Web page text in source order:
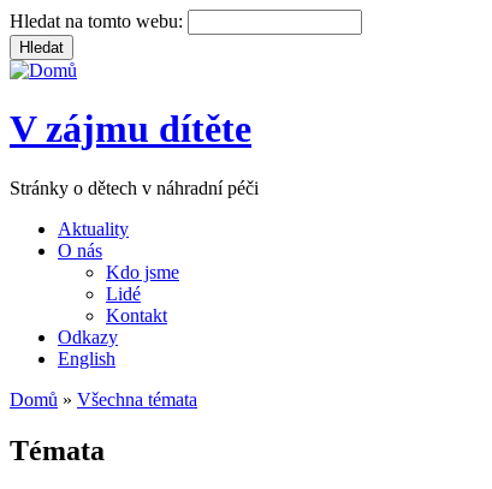
Hledat na tomto webu:
V zájmu dítěte
Stránky o dětech v náhradní péči
Aktuality
O nás
Kdo jsme
Lidé
Kontakt
Odkazy
English
Domů » Všechna témata
Témata